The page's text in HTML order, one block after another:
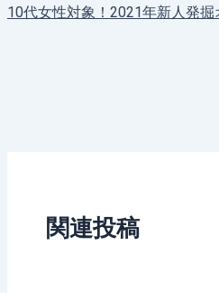
10代女性対象！2021年新人発
関連投稿